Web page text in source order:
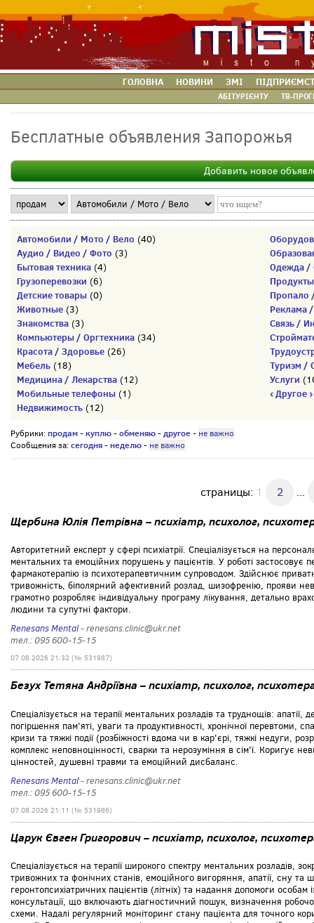
ГОЛОВНА НОВИНИ ЗМІ
АБІТУРІЄНТУ ТВ-
Бесплатные объявления Запорожья
Добавить новое
Автомобили / Мото / Вело (40)
Аудио / Видео / Фото (3)
Бытовая техника (4)
Грузоперевозки (6)
Детские товары (0)
Животные (3)
Знакомства (3)
Компьютеры / Оргтехника (34)
Красота / Здоровье (26)
Мебель (18)
Медицина / Лекарства (12)
Мобильные телефоны (1)
Недвижимость (12)
Одежда /
Пропало
Реклама
Связь /
Туризм /
Услуги
‹ Другое ›
Рубрики:продам-куплю-обменяю-другое- не важно
Сообщения за:сегодня-неделю- не важно
страницы: 1 2 ...
Щербина Юлія Петрівна – психіатр, психолог,
Авторитетний експерт у сфері психіатрії. Спеціалізується на
ментальних та емоційних порушень у пацієнтів. У роботі застосовує
фармакотерапію із психотерапевтичним супроводом. Здійснює
тривожність, біполярний афективний розлад, шизофренію, прояви
грамотно розробляє індивідуальну програму лікування, детально
людини та супутні фактори.
Renesans Mental- renesans.clinic@ukr.net
тел.: 095 600-15-15
07.08.2026 21:32 (№ 531987)
Безух Тетяна Андріївна – психіатр, психолог,
Спеціалізується на терапії ментальних розладів та труднощів:
погіршення пам'яті, уваги та продуктивності, хронічної перевтоми,
кризи та тяжкі події (розбіжності вдома чи в кар'єрі, тяжкі недуги,
комплекс неповноцінності, сварки та нерозуміння в сім'ї. Коригує
цінностей, душевні травми та емоційний дисбаланс.
Renesans Mental- renesans.clinic@ukr.net
тел.: 095 600-15-15
07.08.2026 21:11 (№ 531986)
Царук Євген Григорович – психіатр, психолог,
Спеціалізується на терапії широкого спектру ментальних розладів,
тривожних та фонічних станів, емоційного вигоряння, апатії, сну та
геронтопсихіатричних пацієнтів (літніх) та надання допомоги
консультації, що включають діагностичний пошук, визначення
схеми. Надалі регулярний моніторинг стану пацієнта для точного